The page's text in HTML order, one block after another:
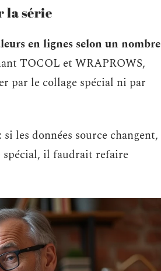
la série
en lignes selon un nombre
TOCOL et WRAPROWS,
par le collage spécial ni par
les données source changent,
spécial, il faudrait refaire